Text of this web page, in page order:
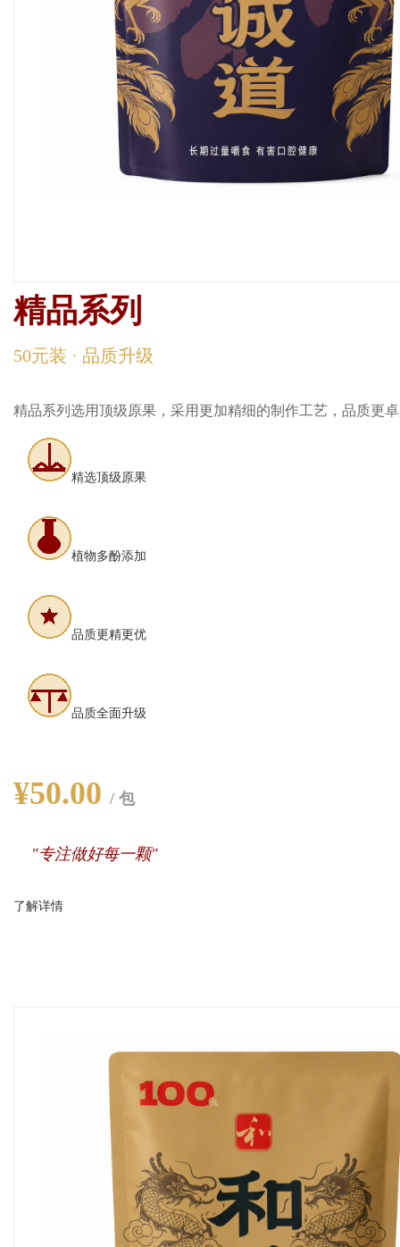
精品系列
50元装 · 品质升级
精品系列选用顶级原果，采用更加精细的制作工艺，品质
精选顶级原果
植物多酚添加
品质更精更优
品质全面升级
¥50.00 / 包
"专注做好每一颗"
了解详情